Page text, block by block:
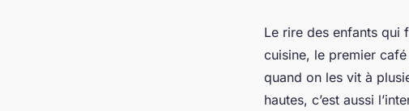
Pourquoi un gîte de
transforme vos
Le rire des enfants qui
cuisine, le premier
quand on les vit à
hautes, c’est aussi